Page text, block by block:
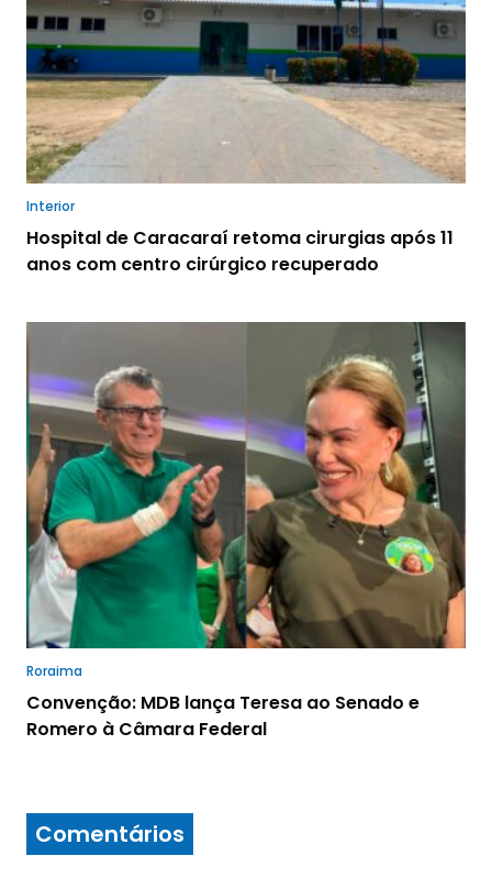
Interior
Hospital de Caracaraí retoma cirurgias após 11
anos com centro cirúrgico recuperado
Roraima
Convenção: MDB lança Teresa ao Senado e
Romero à Câmara Federal
Comentários